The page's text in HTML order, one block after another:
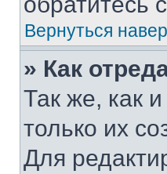
Вернуться
» Как
Так же, как
только их
Для